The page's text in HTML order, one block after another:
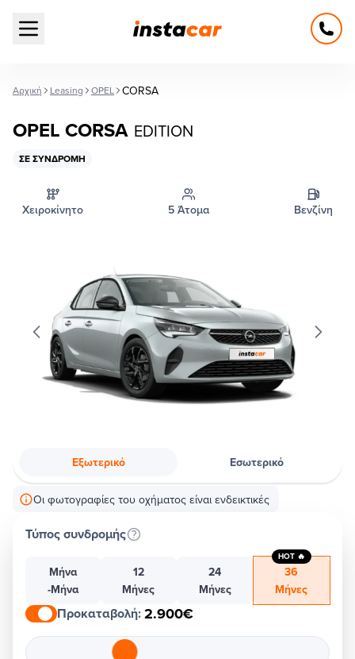
Open main menu
Αρχική Leasing OPEL CORSA
OPEL CORSA EDITION
ΣΕ ΣΥΝΔΡΟΜΉ
Χειροκίνητο 5 Άτομα Βενζίνη
Εξωτερικό Εσωτερικό
Οι φωτογραφίες του οχήματος είναι ενδεικτικές
Τύπος συνδρομής
Μήνα
-Μήνα
12
Μήνες
24
Μήνες
36
Μήνες
HOT 🔥
Προκαταβολή:2.900€